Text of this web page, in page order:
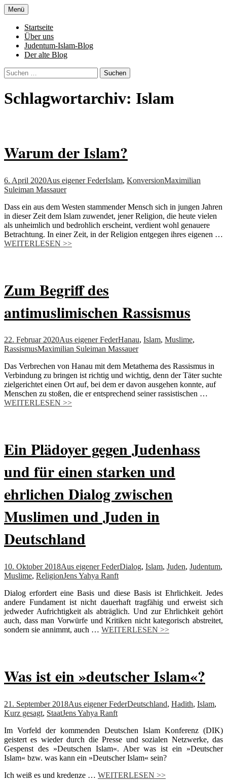
Zum
Inhalt
springen
Al-Adala.de
von allem
Menü
Startseite
Über uns
Judentum-Islam-Blog
Der alte Blog
Suchen
nach:
Schlagwortarchiv: Islam
Warum der Islam?
6. April 2020Aus eigener FederIslam, KonversionMaximilian
Suleiman Massauer
Dass ein aus dem Westen stammender Mensch sich in jungen Jahren
in dieser Zeit dem Islam zuwendet, jener Religion, die heute vielen
als unheimlich und bedrohlich erscheint, verdient wohl genauere
Betrachtung. In einer Zeit, in der Religion entgegen ihres eigenen …
WEITERLESEN >>
Zum Begriff des
antimuslimischen Rassismus
22. Februar 2020Aus eigener FederHanau, Islam, Muslime,
RassismusMaximilian Suleiman Massauer
Das Verbrechen von Hanau mit dem Metathema des Rassismus in
Verbindung zu bringen ist richtig und wichtig, denn der Täter suchte
zielgerichtet einen Ort auf, bei dem er davon ausgehen konnte, auf
Menschen zu stoßen, die er entsprechend seiner rassistischen …
WEITERLESEN >>
Ein Plädoyer gegen Judenhass
und für einen starken und
ehrlichen Dialog zwischen
Muslimen und Juden in
Deutschland
10. Oktober 2018Aus eigener FederDialog, Islam, Juden, Judentum,
Muslime, ReligionJens Yahya Ranft
Dialog erfordert eine Basis und diese Basis ist Ehrlichkeit. Jedes
andere Fundament ist nicht dauerhaft tragfähig und erweist sich
jedweder Aufrichtigkeit als abträglich. Und zur Ehrlichkeit gehört
auch, dass man Vorwürfe und Kritiken nicht kategorisch abstreitet,
sondern sie annimmt, auch … WEITERLESEN >>
Was ist ein »deutscher Islam«?
21. September 2018Aus eigener FederDeutschland, Hadith, Islam,
Kurz gesagt, StaatJens Yahya Ranft
Im Vorfeld der kommenden Deutschen Islam Konferenz (DIK)
geistert es wieder durch die Presse und sozialen Netzwerke, das
Gespenst des »Deutschen Islam«. Aber was ist ein »Deutscher
Islam« bzw. was kann ein »Deutscher Islam« sein?
Ich weiß es und kredenze … WEITERLESEN >>